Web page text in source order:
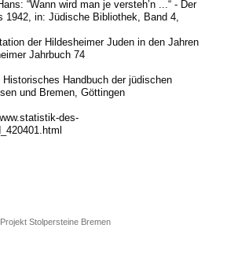
“Wann wird man je versteh’n ...“ - Der
1942, in: Jüdische Bibliothek, Band 4,
der Hildesheimer Juden in den Jahren
Jahrbuch 74
Handbuch der jüdischen
und Bremen, Göttingen
des-
Stolpersteine Bremen